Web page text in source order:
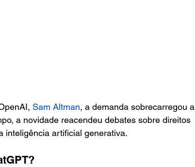
Sam Altman, a demanda sobrecarregou a
a novidade reacendeu debates sobre direitos
inteligência artificial generativa.